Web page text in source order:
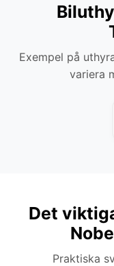
Exempel på
variera
Det
Praktiska